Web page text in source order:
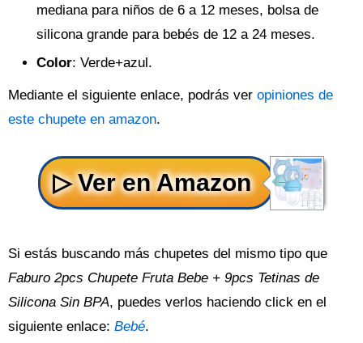
mediana para niños de 6 a 12 meses, bolsa de
silicona grande para bebés de 12 a 24 meses.
Color: Verde+azul.
Mediante el siguiente enlace, podrás ver opiniones de
este chupete en amazon.
Si estás buscando más chupetes del mismo tipo que
Faburo 2pcs Chupete Fruta Bebe + 9pcs Tetinas de
Silicona Sin BPA, puedes verlos haciendo click en el
siguiente enlace: Bebé.